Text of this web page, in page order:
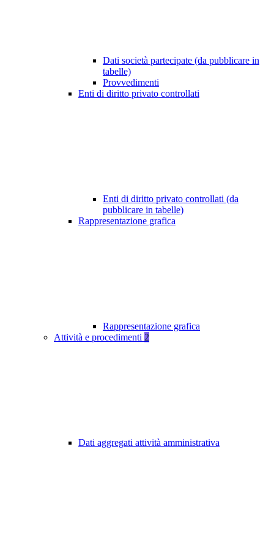
Dati società partecipate (da pubblicare in
tabelle)
Provvedimenti
Enti di diritto privato controllati
Enti di diritto privato controllati (da
pubblicare in tabelle)
Rappresentazione grafica
Rappresentazione grafica
Attività e procedimenti 2
Dati aggregati attività amministrativa